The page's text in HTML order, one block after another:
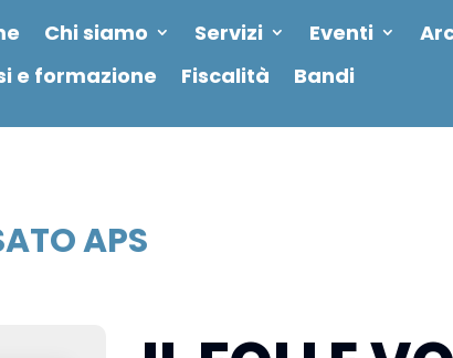
Chi siamo Servizi Eventi
e formazione
Fiscalità Bandi
APS